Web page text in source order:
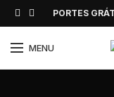
PORTES
MENU